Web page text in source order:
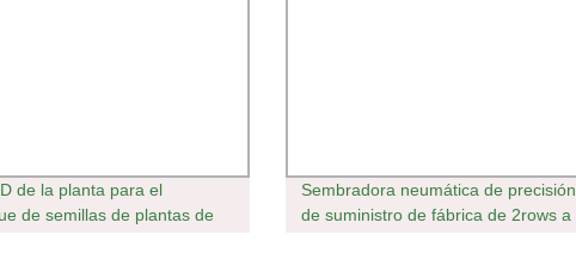
de la planta para el
de semillas de plantas de
Sembradora neumática de precisión
de suministro de fábrica de 2rows a